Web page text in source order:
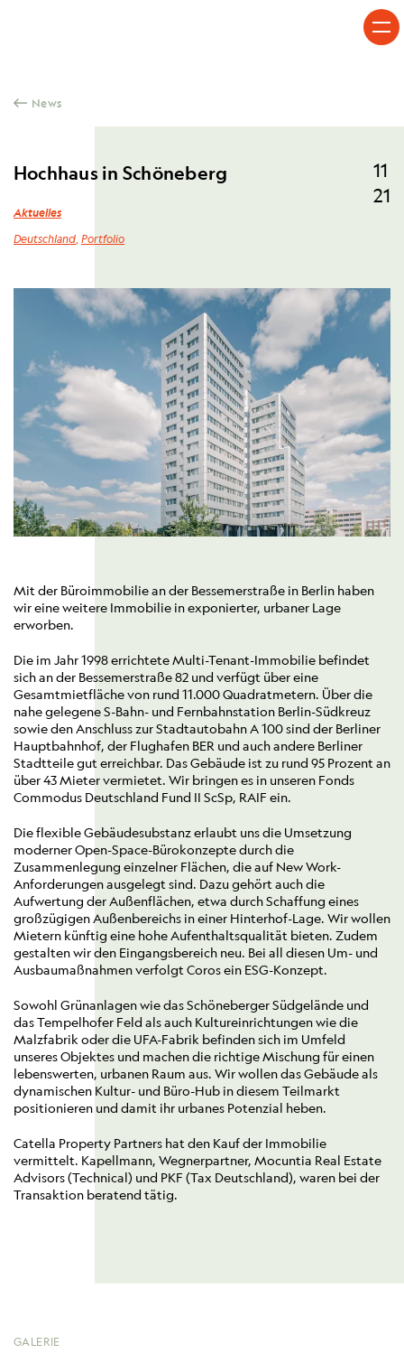
News
Hochhaus in Schöneberg
Aktuelles
Deutschland Portfolio
11
21
Mit der Büroimmobilie an der Bessemerstraße in Berlin haben
wir eine weitere Immobilie in exponierter, urbaner Lage
erworben.
Die im Jahr 1998 errichtete Multi-Tenant-Immobilie befindet
sich an der Bessemerstraße 82 und verfügt über eine
Gesamtmietfläche von rund 11.000 Quadratmetern. Über die
nahe gelegene S-Bahn- und Fernbahnstation Berlin-Südkreuz
sowie den Anschluss zur Stadtautobahn A 100 sind der Berliner
Hauptbahnhof, der Flughafen BER und auch andere Berliner
Stadtteile gut erreichbar. Das Gebäude ist zu rund 95 Prozent an
über 43 Mieter vermietet. Wir bringen es in unseren Fonds
Commodus Deutschland Fund II ScSp, RAIF ein.
Die flexible Gebäudesubstanz erlaubt uns die Umsetzung
moderner Open-Space-Bürokonzepte durch die
Zusammenlegung einzelner Flächen, die auf New Work-
Anforderungen ausgelegt sind. Dazu gehört auch die
Aufwertung der Außenflächen, etwa durch Schaffung eines
großzügigen Außenbereichs in einer Hinterhof-Lage. Wir wollen
Mietern künftig eine hohe Aufenthaltsqualität bieten. Zudem
gestalten wir den Eingangsbereich neu. Bei all diesen Um- und
Ausbaumaßnahmen verfolgt Coros ein ESG-Konzept.
Sowohl Grünanlagen wie das Schöneberger Südgelände und
das Tempelhofer Feld als auch Kultureinrichtungen wie die
Malzfabrik oder die UFA-Fabrik befinden sich im Umfeld
unseres Objektes und machen die richtige Mischung für einen
lebenswerten, urbanen Raum aus. Wir wollen das Gebäude als
dynamischen Kultur- und Büro-Hub in diesem Teilmarkt
positionieren und damit ihr urbanes Potenzial heben.
Catella Property Partners hat den Kauf der Immobilie
vermittelt. Kapellmann, Wegnerpartner, Mocuntia Real Estate
Advisors (Technical) und PKF (Tax Deutschland), waren bei der
Transaktion beratend tätig.
GALERIE